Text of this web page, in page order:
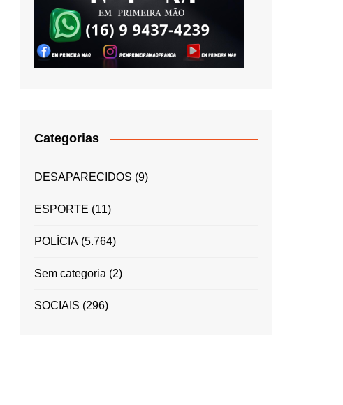
Categorias
DESAPARECIDOS (9)
ESPORTE (11)
POLÍCIA (5.764)
Sem categoria (2)
SOCIAIS (296)